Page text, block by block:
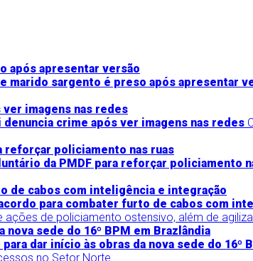
marido sargento é preso após apresentar
denuncia crime após ver imagens nas redes
da PMDF para reforçar policiamento
acordo para combater furto de cabos com
de policiamento ostensivo, além de
dar início às obras da nova sede do 16º
no Setor Norte